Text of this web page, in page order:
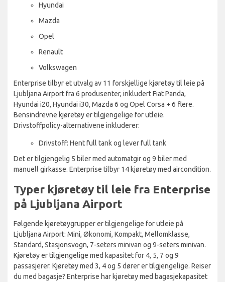
Hyundai
Mazda
Opel
Renault
Volkswagen
Enterprise tilbyr et utvalg av 11 forskjellige kjøretøy til leie på
Ljubljana Airport fra 6 produsenter, inkludert Fiat Panda,
Hyundai i20, Hyundai i30, Mazda 6 og Opel Corsa + 6 flere.
Bensindrevne kjøretøy er tilgjengelige for utleie.
Drivstoffpolicy-alternativene inkluderer:
Drivstoff: Hent full tank og lever full tank
Det er tilgjengelig 5 biler med automatgir og 9 biler med
manuell girkasse. Enterprise tilbyr 14 kjøretøy med aircondition.
Typer kjøretøy til leie fra Enterprise
på Ljubljana Airport
Følgende kjøretøygrupper er tilgjengelige for utleie på
Ljubljana Airport: Mini, Økonomi, Kompakt, Mellomklasse,
Standard, Stasjonsvogn, 7-seters minivan og 9-seters minivan.
Kjøretøy er tilgjengelige med kapasitet for 4, 5, 7 og 9
passasjerer. Kjøretøy med 3, 4 og 5 dører er tilgjengelige. Reiser
du med bagasje? Enterprise har kjøretøy med bagasjekapasitet